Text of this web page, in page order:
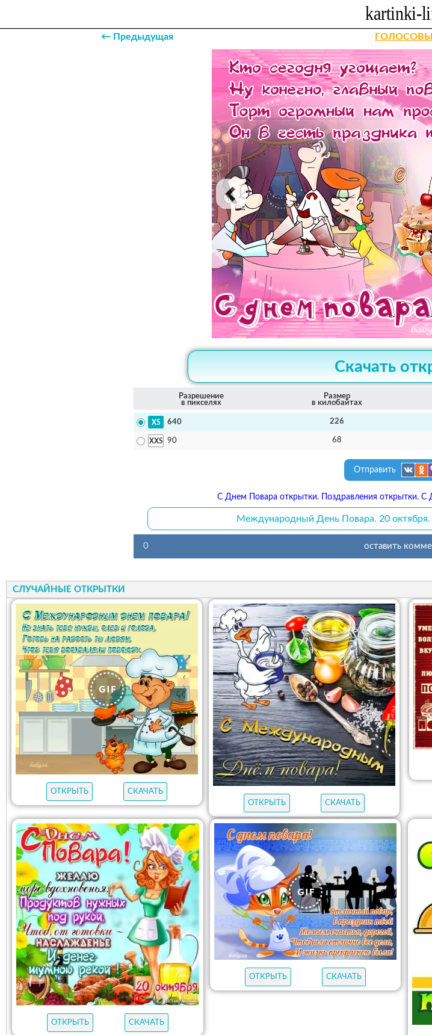
← Предыдущая
Скачать
Разрешение
в пикселях
Размер
в килобайтах
640 226
90 68
Отправить
С Днем Повара открытки. Поздравления открытки. С
Международный День Повара. 20 октября.
0 оставить
СЛУЧАЙНЫЕ ОТКРЫТКИ
ОТКРЫТЬ
СКАЧАТЬ
ОТКРЫТЬ
СКАЧАТЬ
ОТКРЫТЬ СКАЧАТЬ
ОТКРЫТЬ СКАЧАТЬ